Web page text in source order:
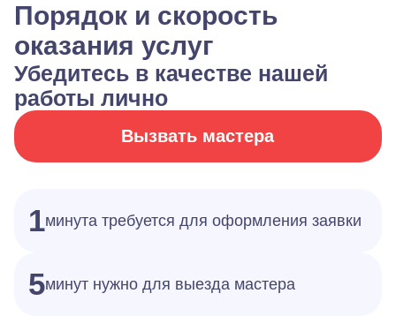
Порядок и скорость
оказания услуг
Убедитесь в качестве нашей
работы лично
Вызвать мастера
1минута требуется для оформления заявки
5минут нужно для выезда мастера